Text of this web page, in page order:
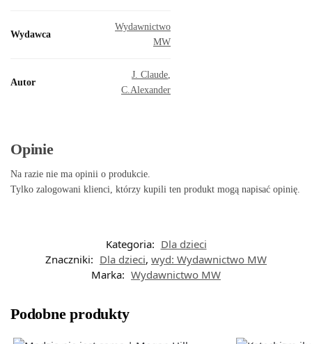
Wydawca
Wydawnictwo
MW
Autor
J. Claude
C.Alexander
Opinie
Na razie nie ma opinii o produkcie.
Tylko zalogowani klienci, którzy kupili ten produkt mogą napisać opinię.
Kategoria: Dla dzieci
Znaczniki: Dla dzieci, wyd: Wydawnictwo MW
Marka: Wydawnictwo MW
Podobne produkty